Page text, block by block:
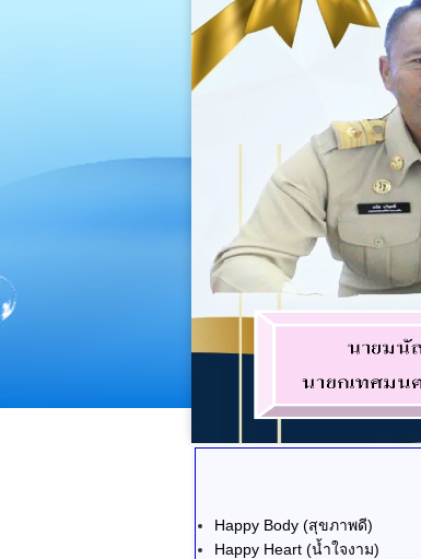
Happy Body (สุขภาพดี)
Happy Heart (น้ำใจงาม)